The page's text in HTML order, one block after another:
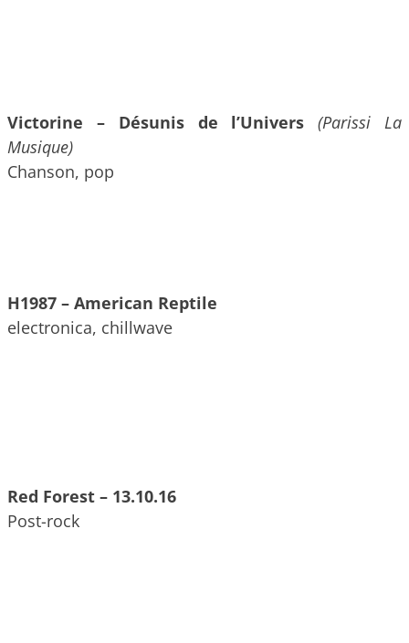
Victorine – Désunis de l’Univers(Parissi La
Musique)
Chanson, pop
H1987 – American Reptile
electronica, chillwave
Red Forest – 13.10.16
Post-rock